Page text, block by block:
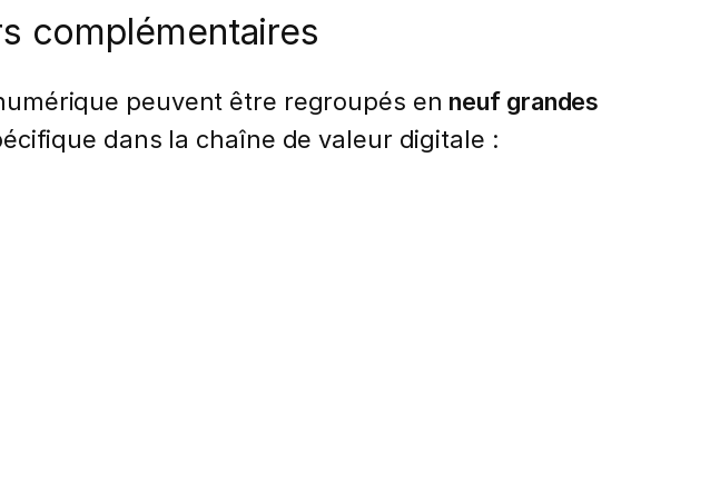
complémentaires
peuvent être regroupés en neuf grandes
dans la chaîne de valeur digitale :